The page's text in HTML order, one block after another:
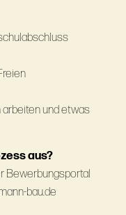
und etwas
aus?
Bewerbungsportal
bau.de